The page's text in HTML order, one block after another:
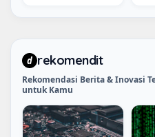
d rekomendit
Rekomendasi Berita & Inovasi
untuk Kamu